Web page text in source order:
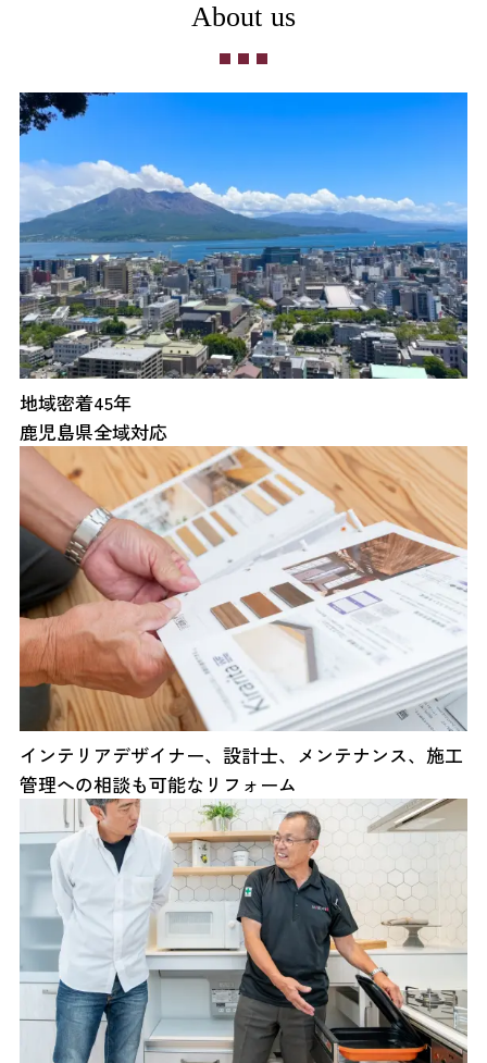
About us
地域密着45年
鹿児島県全域対応
インテリアデザイナー、設計士、メンテナンス、施工
管理への相談も可能なリフォーム